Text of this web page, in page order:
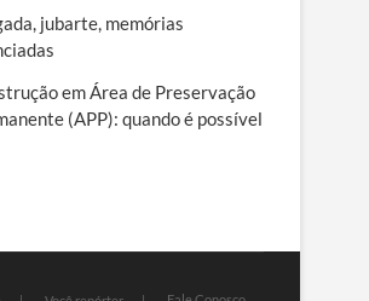
jubarte, memórias
em Área de Preservação
(APP): quando é possível